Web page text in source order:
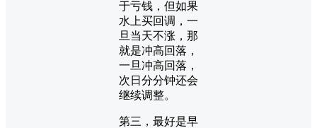
于亏钱，但如果
水上买回调，一
旦当天不涨，那
就是冲高回落，
一旦冲高回落，
次日分分钟还会
继续调整。
第三，最好是早